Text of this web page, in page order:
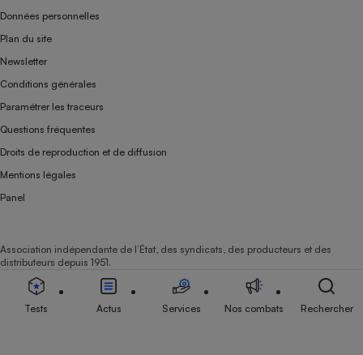
Données personnelles
Plan du site
Newsletter
Conditions générales
Paramétrer les traceurs
Questions fréquentes
Droits de reproduction et de diffusion
Mentions légales
Panel
Association indépendante de l’État, des syndicats, des producteurs et des
distributeurs depuis 1951.
Tests Actus Services Nos combats Rechercher